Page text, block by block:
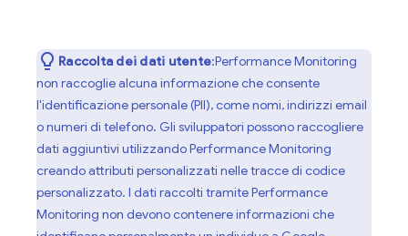
Raccolta dei dati utente:Performance Monitoring
non raccoglie alcuna informazione che consente
l'identificazione personale (PII), come nomi, indirizzi email
o numeri di telefono. Gli sviluppatori possono raccogliere
dati aggiuntivi utilizzandoPerformance Monitoring
creando attributi personalizzati nelle tracce di codice
personalizzato. I dati raccolti tramitePerformance
Monitoring non devono contenere informazioni che